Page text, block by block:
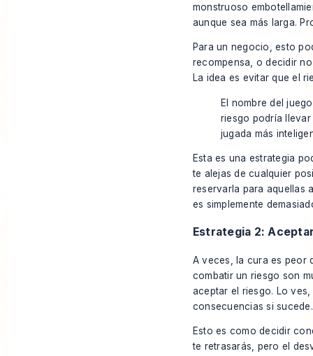
monstruoso
aunque sea más larga.
Para un negocio, esto
recompensa, o decidir
La idea es evitar que el
El nombre del
riesgo podría
jugada más
Esta es una estrategia
te alejas de cualquier
reservarla para aquellas
es simplemente
Estrategia 2:
A veces, la cura es peor
combatir un riesgo son
aceptar el riesgo. Lo
consecuencias si sucede.
Esto es como decidir
te retrasarás, pero el